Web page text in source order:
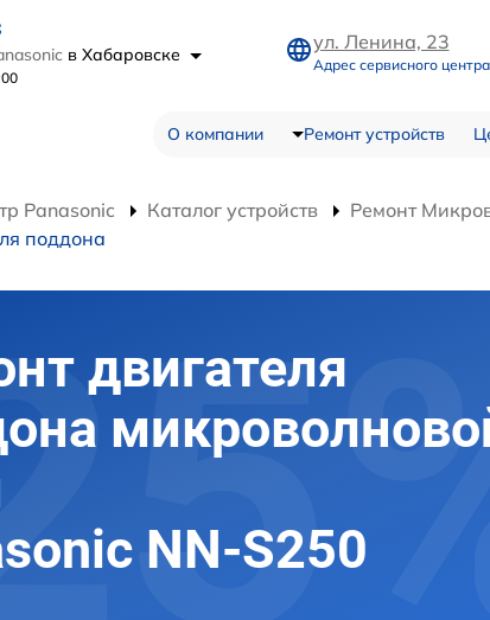
в Хабаровске
ул. Ленина, 23
Адрес сервисного
О компании Ремонт устройств
Panasonic Каталог устройств Ремонт
поддона
двигателя
NN-S250